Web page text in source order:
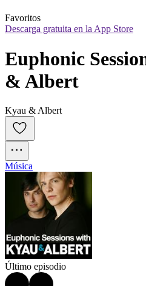
Favoritos
Descarga gratuita en la App Store
Euphonic
& Albert
Kyau & Albert
Música
Último episodio